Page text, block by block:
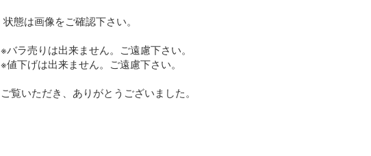
※バラ売りは出来ません。ご遠慮下さい。
※値下げは出来ません。ご遠慮下さい。
ご覧いただき、ありがとうございました。